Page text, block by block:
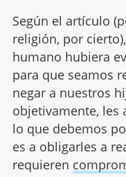
Según el artículo
religión, por
humano hubiera
para que seamos
negar a nuestros
objetivamente, les
lo que debemos
es a obligarles a
requieren